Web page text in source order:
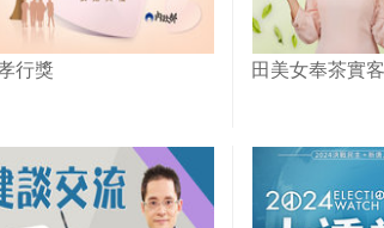
行獎 田美女奉茶實客